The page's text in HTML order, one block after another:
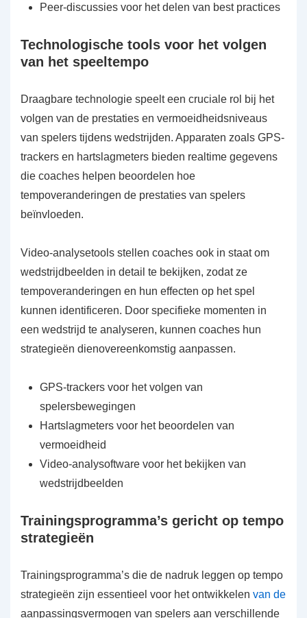
Peer-discussies voor het delen van best practices
Technologische tools voor het volgen
van het speeltempo
Draagbare technologie speelt een cruciale rol bij het
volgen van de prestaties en vermoeidheidsniveaus
van spelers tijdens wedstrijden. Apparaten zoals GPS-
trackers en hartslagmeters bieden realtime gegevens
die coaches helpen beoordelen hoe
tempoveranderingen de prestaties van spelers
beïnvloeden.
Video-analysetools stellen coaches ook in staat om
wedstrijdbeelden in detail te bekijken, zodat ze
tempoveranderingen en hun effecten op het spel
kunnen identificeren. Door specifieke momenten in
een wedstrijd te analyseren, kunnen coaches hun
strategieën dienovereenkomstig aanpassen.
GPS-trackers voor het volgen van
spelersbewegingen
Hartslagmeters voor het beoordelen van
vermoeidheid
Video-analysoftware voor het bekijken van
wedstrijdbeelden
Trainingsprogramma’s gericht op tempo
strategieën
Trainingsprogramma’s die de nadruk leggen op tempo
strategieën zijn essentieel voor het ontwikkelen van de
aanpassingsvermogen van spelers aan verschillende